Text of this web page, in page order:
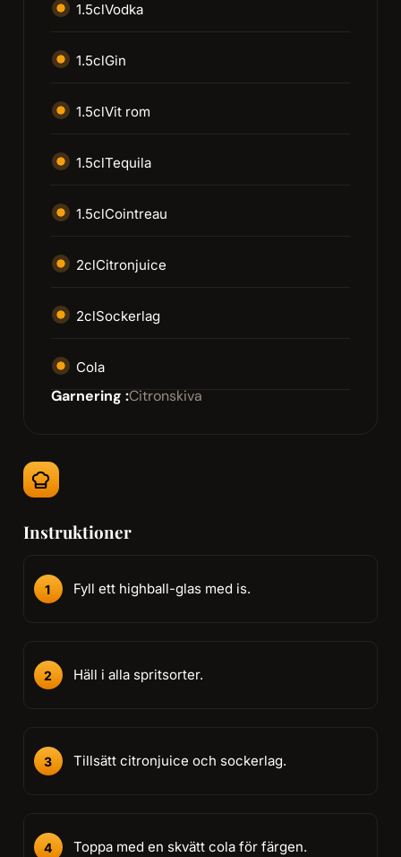
1.5clVodka
1.5clGin
1.5clVit rom
1.5clTequila
1.5clCointreau
2clCitronjuice
2clSockerlag
Cola
Garnering :Citronskiva
Instruktioner
Fyll ett highball-glas med is.
Häll i alla spritsorter.
Tillsätt citronjuice och sockerlag.
Toppa med en skvätt cola för färgen.